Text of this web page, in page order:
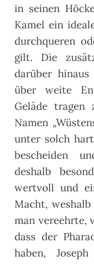
in seinen
Kamel ein
durchqueren
gilt. Die
darüber
über weite
Geläde tragen
Namen
unter solch
bescheiden
deshalb
wertvoll und
Macht,
man vereehrte,
dass der
haben,